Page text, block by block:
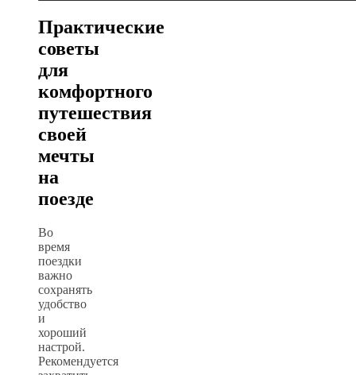
Практические
советы
для
комфортного
путешествия
своей
мечты
на
поезде
Во
время
поездки
важно
сохранять
удобство
и
хороший
настрой.
Рекомендуется